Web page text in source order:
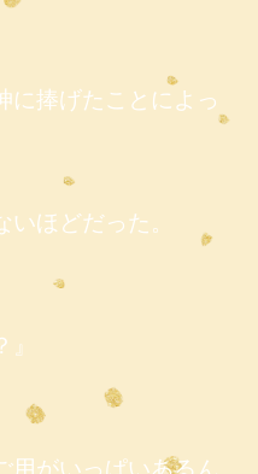
に捧げたことによっ
ほどだった。